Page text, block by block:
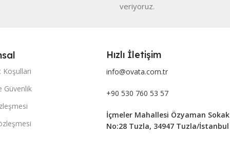
veriyoruz.
Güvenlik
Hızlı İletişim
info@ovata.com.tr
+90 530 760 53 57
İçmeler Mahallesi Özyaman Sokak
No:28 Tuzla, 34947 Tuzla/İstanbul